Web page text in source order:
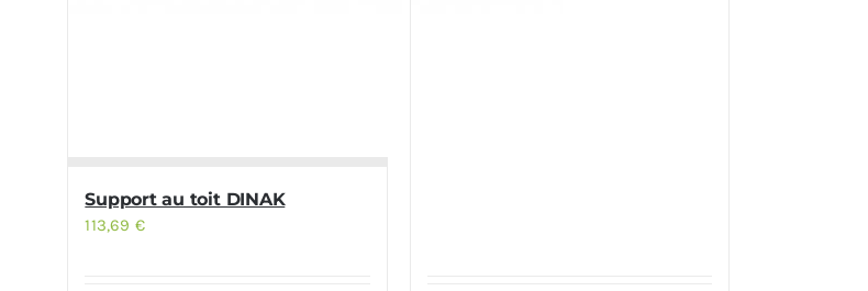
Support au toit DINAK
113,69 €